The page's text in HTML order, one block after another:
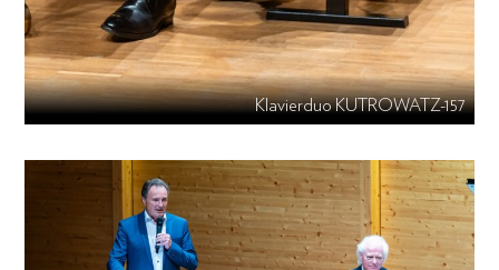
Klavierduo KUTROWATZ-157